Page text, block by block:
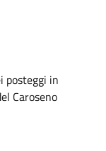
posteggi in
Caroseno